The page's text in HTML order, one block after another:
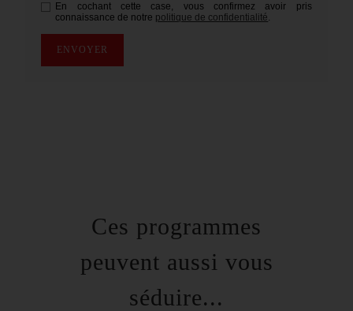
En cochant cette case, vous confirmez avoir pris
connaissance de notre politique de confidentialité.
ENVOYER
Ces programmes
peuvent aussi vous
séduire...